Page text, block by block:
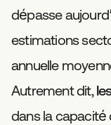
dépasse
estimations
annuelle
Autrement dit,
dans la capacité